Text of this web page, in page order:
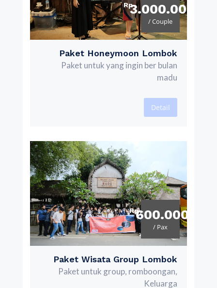
Rp3.000.000
/ Couple
Paket Honeymoon Lombok
Paket untuk yang ingin ber bulan
madu
Detail
Rp600.000
/ Pax
Paket Wisata Group Lombok
Paket untuk group, romboongan,
Keluarga